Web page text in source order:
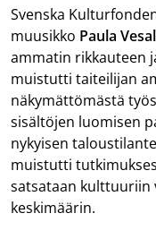
Svenska
muusikko Paula
ammatin rikkauteen
muistutti taiteilijan
näkymättömästä
sisältöjen luomisen
nykyisen
muistutti
satsataan kulttuuriin
keskimäärin.